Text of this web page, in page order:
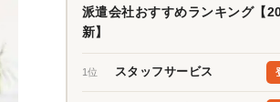
派遣会社おすすめランキング【
新】
1位 スタッフサービス